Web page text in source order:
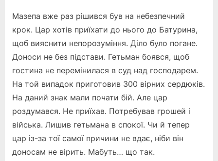
Мазепа вже раз рішився був на небезпечний
крок. Цар хотів приїхати до нього до Батурина,
щоб вияснити непорозуміння. Діло було погане.
Доноси не без підстави. Гетьман боявся, щоб
гостина не перемінилася в суд над господарем.
На той випадок приготовив 300 вірних сердюків.
На даний знак мали почати бій. Але цар
роздумався. Не приїхав. Потребував грошей і
війська. Лишив гетьмана в спокої. Чи й тепер
цар із-за тої самої причини не вдає, ніби він
доносам не вірить. Мабуть… що так.